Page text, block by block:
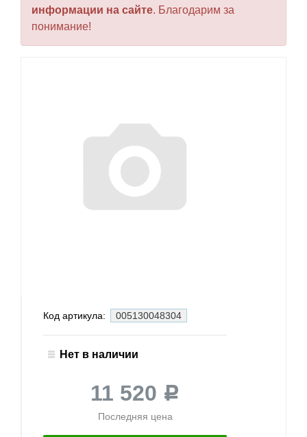
информации на сайте. Благодарим за
понимание!
Код артикула: 005130048304
Нет в наличии
11 520 Р
Последняя цена